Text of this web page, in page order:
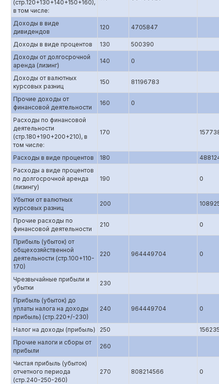
(стр.120+130+140+150+160),
в том числе:
Доходы в виде
дивидендов
120 4705847
Доходы в виде процентов 130
500390
Доходы от долгосрочной
аренда (лизинг)
140 0
Доходы от валютных
курсовых разниц
150 81196783
Прочие доходы от
финансовой деятельности
160 0
Расходы по финансовой
деятельности
(стр.180+190+200+210), в
том числе:
170
Расходы в виде процентов 180
Расходы а виде процентов
по долгосрочной аренда
(лизингу)
190 0
Убытки от валютных
курсовых разниц
200
Прочие расходы по
финансовой деятельности
210 0
Прибыль (убыток) от
общехозяйственной
деятельности (стр.100+110-
170)
220 964449704 0
Чрезвычайные прибыли и
убытки
230
Прибыль (убыток) до
уплаты налога на доходы
прибыль) (стр.220+/-230)
240 964449704 0
Налог на доходы (прибыль) 250
Прочие налоги и сборы от
прибыли
260
Чистая прибыль (убыток)
отчетного периода
(стр.240-250-260)
270 808214566 0